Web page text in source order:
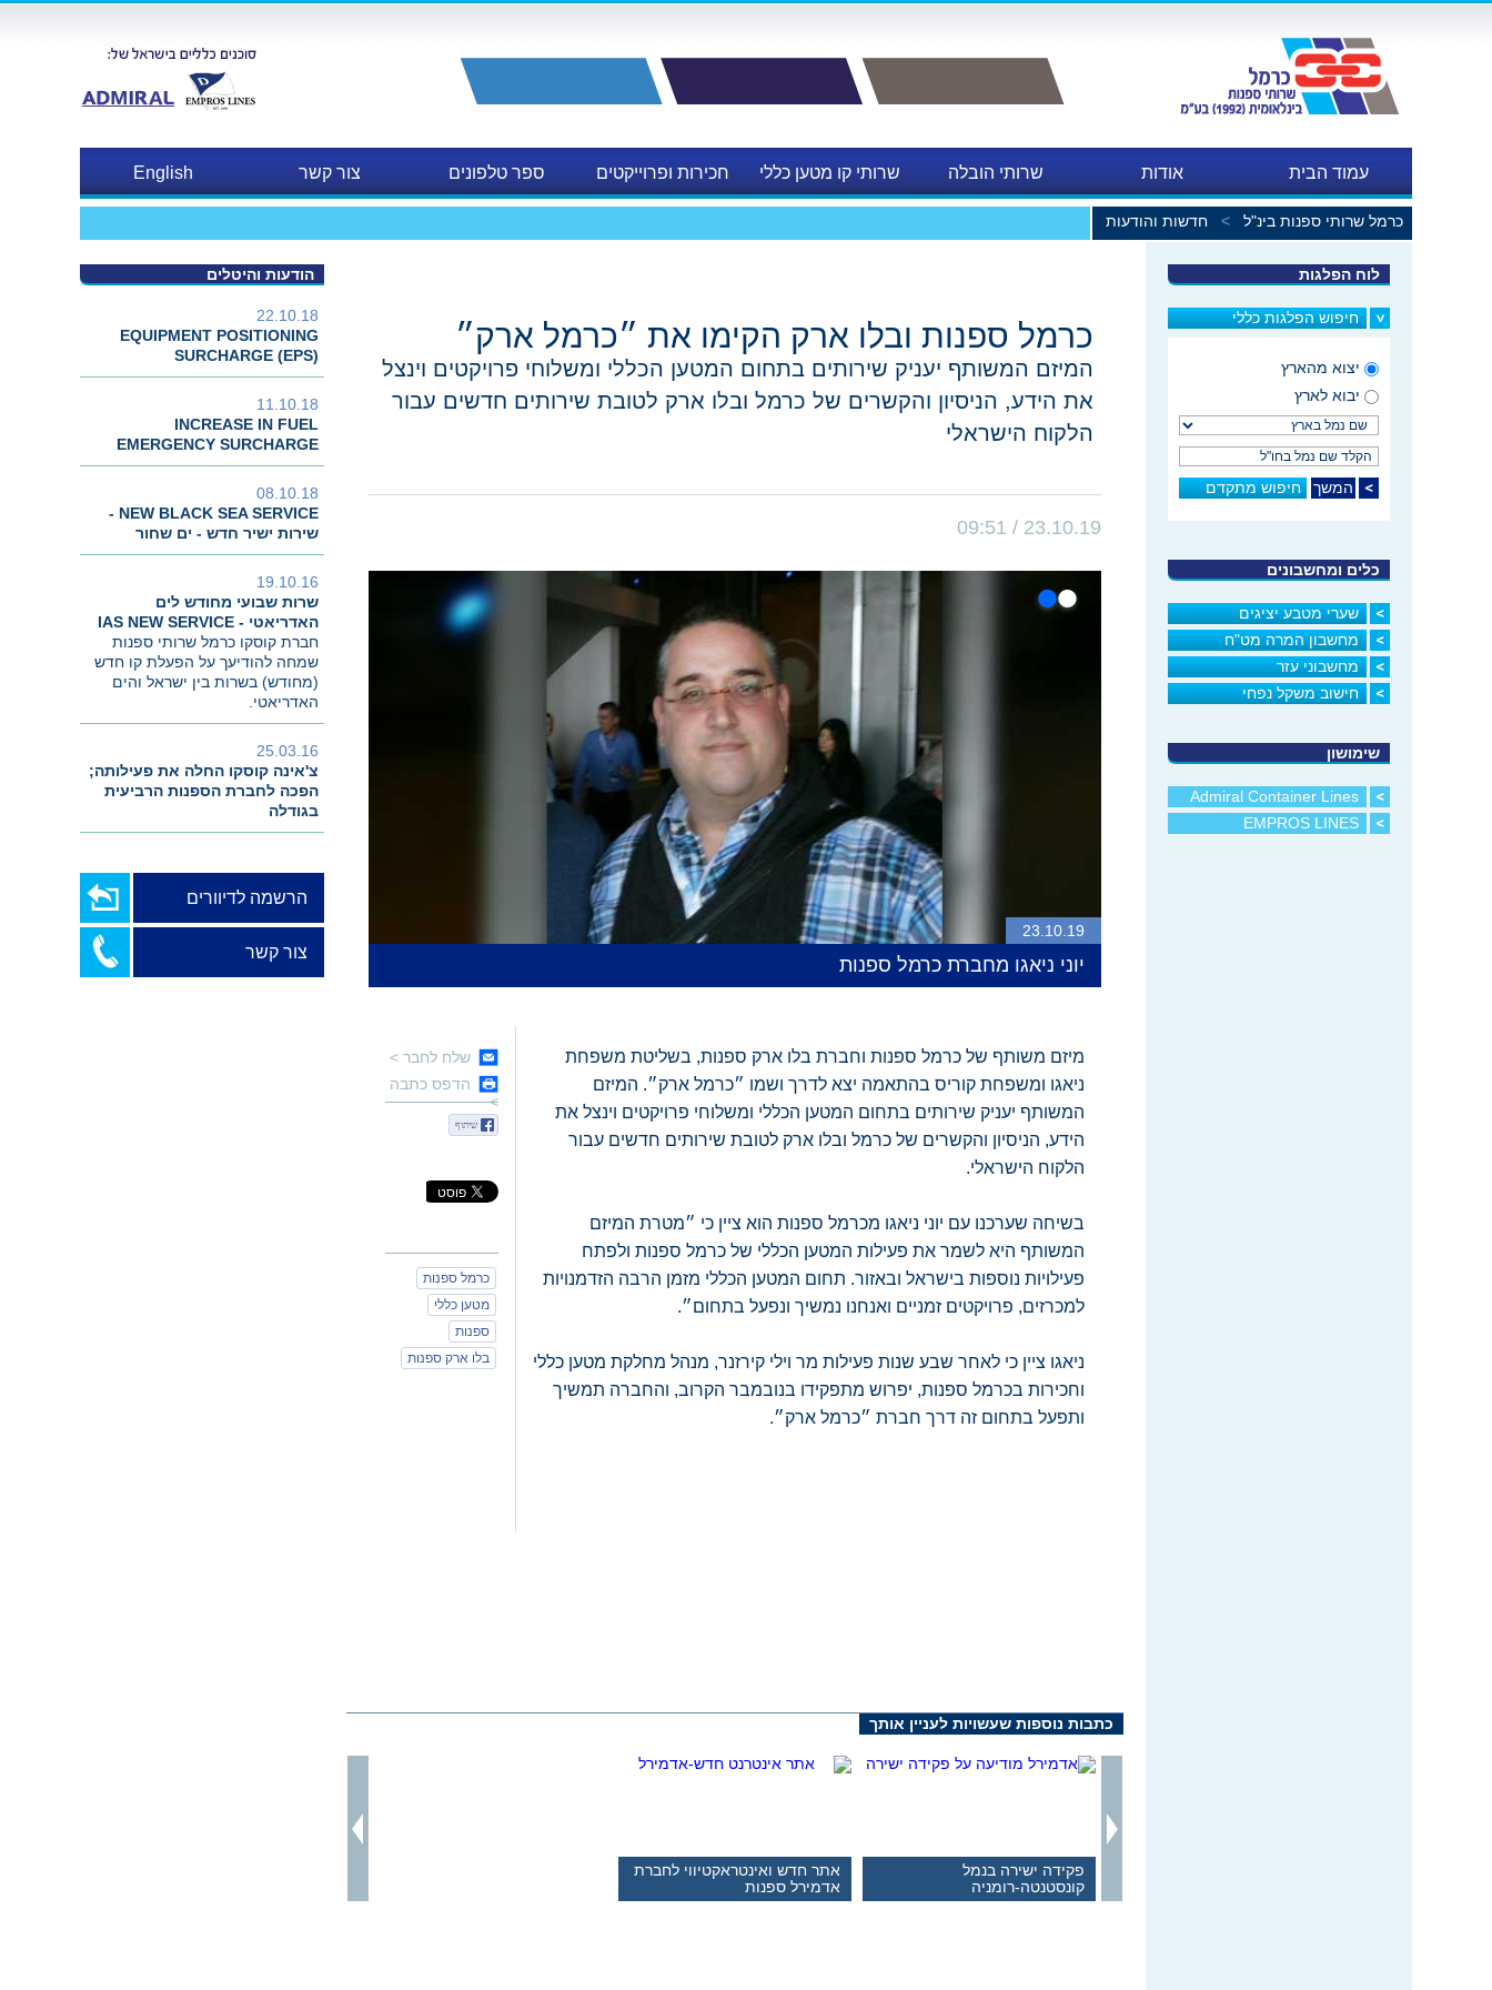
עמוד הבית אודות שרותי הובלה שרותי קו מטען כללי חכירות ופרוייקטים ספר טלפונים צור קשר English
כרמל שרותי ספנות בינ"ל > חדשות והודעות
לוח הפלגות
חיפוש הפלגות כללי
יצוא מהארץ
יבוא לארץ
חיפוש מתקדם
כלים ומחשבונים
שערי מטבע יציגים
מחשבון המרה מט"ח
מחשבוני עזר
חישוב משקל נפחי
שימושון
Admiral Container Lines
EMPROS LINES
כרמל ספנות ובלו ארק הקימו את ״כרמל ארק״
המיזם המשותף יעניק שירותים בתחום המטען הכללי ומשלוחי פרויקטים וינצל
את הידע, הניסיון והקשרים של כרמל ובלו ארק לטובת שירותים חדשים עבור
הלקוח הישראלי
23.10.19 / 09:51
23.10.19
יוני ניאגו מחברת כרמל ספנות
•
•
מיזם משותף של כרמל ספנות וחברת בלו ארק ספנות, בשליטת משפחת
ניאגו ומשפחת קוריס בהתאמה יצא לדרך ושמו ״כרמל ארק״. המיזם
המשותף יעניק שירותים בתחום המטען הכללי ומשלוחי פרויקטים וינצל את
הידע, הניסיון והקשרים של כרמל ובלו ארק לטובת שירותים חדשים עבור
הלקוח הישראלי.
בשיחה שערכנו עם יוני ניאגו מכרמל ספנות הוא ציין כי ״מטרת המיזם
המשותף היא לשמר את פעילות המטען הכללי של כרמל ספנות ולפתח
פעילויות נוספות בישראל ובאזור. תחום המטען הכללי מזמן הרבה הזדמנויות
למכרזים, פרויקטים זמניים ואנחנו נמשיך ונפעל בתחום״.
ניאגו ציין כי לאחר שבע שנות פעילות מר וילי קירזנר, מנהל מחלקת מטען כללי
וחכירות בכרמל ספנות, יפרוש מתפקידו בנובמבר הקרוב, והחברה תמשיך
ותפעל בתחום זה דרך חברת ״כרמל ארק״.
שלח לחבר >
הדפס כתבה
>
שיתוף
כרמל ספנות
מטען כללי
ספנות
בלו ארק ספנות
כתבות נוספות שעשויות לעניין אותך
פקידה ישירה בנמל
קונסטנטה-רומניה
אתר חדש ואינטראקטיווי לחברת
אדמירל ספנות
הודעות והיטלים
22.10.18
EQUIPMENT POSITIONING
SURCHARGE (EPS)
11.10.18
INCREASE IN FUEL
EMERGENCY SURCHARGE
08.10.18
NEW BLACK SEA SERVICE -
שירות ישיר חדש - ים שחור
19.10.16
שרות שבועי מחודש לים
האדריאטי - IAS NEW SERVICE
חברת קוסקו כרמל שרותי ספנות
שמחה להודיעך על הפעלת קו חדש
(מחודש) בשרות בין ישראל והים
האדריאטי.
25.03.16
צ'אינה קוסקו החלה את פעילותה;
הפכה לחברת הספנות הרביעית
בגודלה
הרשמה לדיוורים
צור קשר